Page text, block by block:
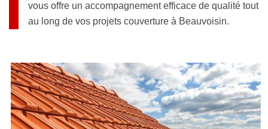
vous offre un accompagnement efficace de qualité tout
au long de vos projets couverture à Beauvoisin.